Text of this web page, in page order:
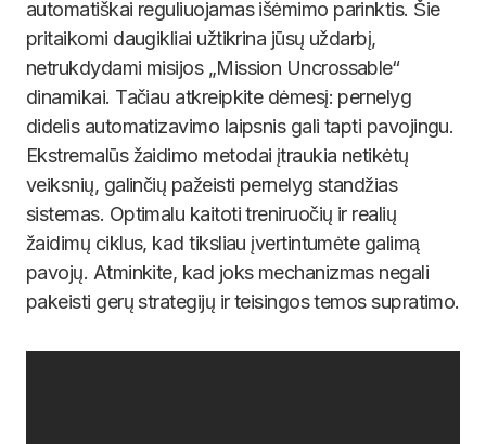
automatiškai reguliuojamas išėmimo parinktis. Šie
pritaikomi daugikliai užtikrina jūsų uždarbį,
netrukdydami misijos „Mission Uncrossable“
dinamikai. Tačiau atkreipkite dėmesį: pernelyg
didelis automatizavimo laipsnis gali tapti pavojingu.
Ekstremalūs žaidimo metodai įtraukia netikėtų
veiksnių, galinčių pažeisti pernelyg standžias
sistemas. Optimalu kaitoti treniruočių ir realių
žaidimų ciklus, kad tiksliau įvertintumėte galimą
pavojų. Atminkite, kad joks mechanizmas negali
pakeisti gerų strategijų ir teisingos temos supratimo.